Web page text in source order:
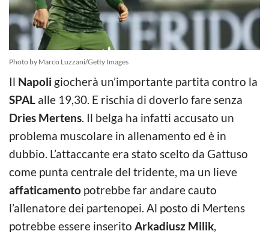
Photo by Marco Luzzani/Getty Images
Il Napoli giocherà un’importante partita contro la
SPAL alle 19,30. E rischia di doverlo fare senza
Dries Mertens. Il belga ha infatti accusato un
problema muscolare in allenamento ed è in
dubbio. L’attaccante era stato scelto da Gattuso
come punta centrale del tridente, ma un lieve
affaticamento potrebbe far andare cauto
l’allenatore dei partenopei. Al posto di Mertens
potrebbe essere inserito Arkadiusz Milik,